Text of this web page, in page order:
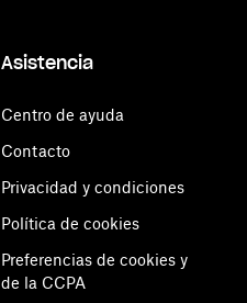
Asistencia
Centro de ayuda
Contacto
Privacidad y condiciones
Política de cookies
Preferencias de cookies y
de la CCPA